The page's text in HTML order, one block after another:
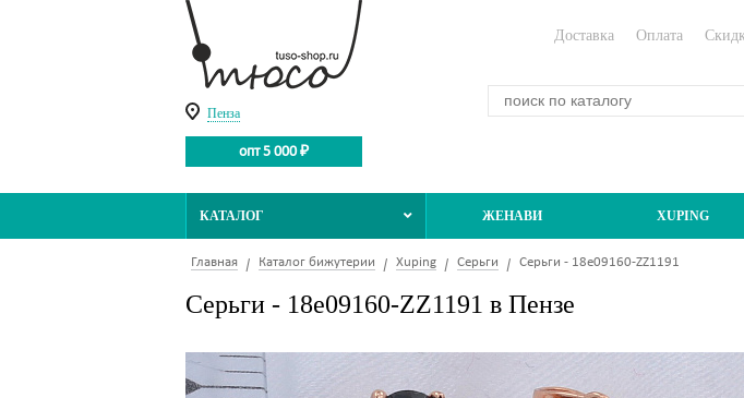
Пенза
опт 5 000 ₽
Доставка Оплата
КАТАЛОГ ЖЕНАВИ XUPING
Главная Каталог бижутерии Xuping Серьги Серьги - 18e09160-ZZ1191
Серьги - 18e09160-ZZ1191 в Пензе